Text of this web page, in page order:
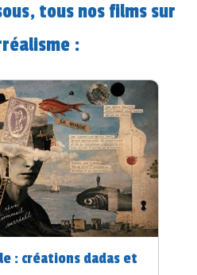
tous nos films sur
:
: créations dadas et